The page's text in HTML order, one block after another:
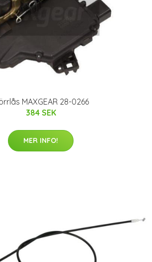
MAXGEAR 28-0266
384 SEK
MER INFO!